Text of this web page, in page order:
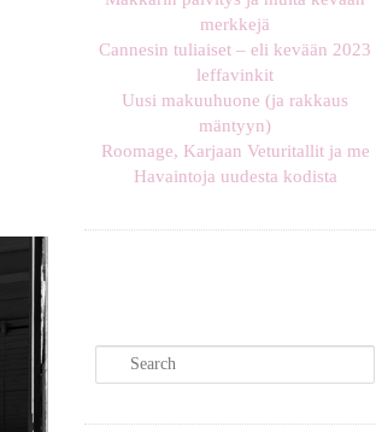
merkkejä
Cannesin tuliaiset – eli kevään 2023
leffavinkit
Uusi makuuhuone (ja rakkaus
mäntyyn)
Roomage, Karjaan Veturitallit ja me
Havaintoja uudesta kodista
e